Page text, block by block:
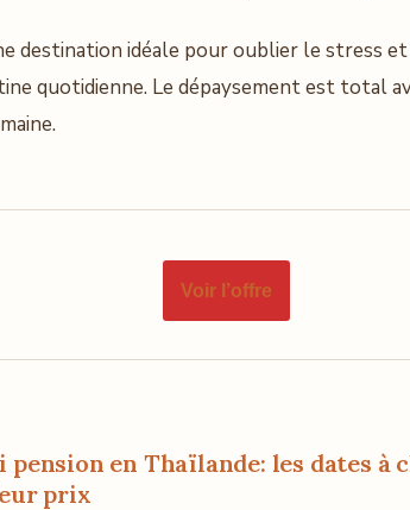
destination idéale pour oublier le stress
quotidienne. Le dépaysement est total
Voir l’offre
pension en Thaïlande: les dates
prix